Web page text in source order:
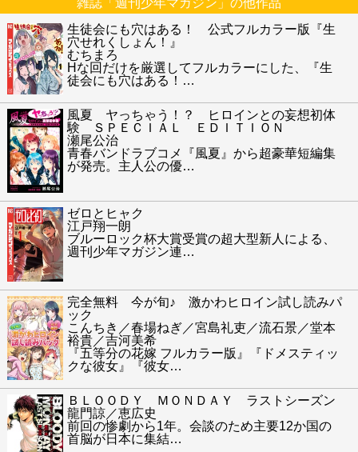
生徒会にも穴はある！ 公式フルカラー版『生
穴せれくしょん！』
むちまろ
Hな回だけを厳選してフルカラーにした、『生
徒会にも穴はある！ …
風夏 ヤっちゃう！？ ヒロインとの妄想初体
験 ＳＰＥＣＩＡＬ ＥＤＩＴＩＯＮ
瀬尾公治
青春バンドラブコメ『風夏』から超豪華短編集
が発売。主人公の優…
ゼロとヒャク
江戸翔一朗
ブルーロック杯大賞受賞の超大型新人による、
週刊少年マガジン連…
完全無料 今が旬♪ 激かわヒロイン試し読みパ
ック
こんちき／春場ねぎ／宮島礼吏／流石景／堂本
裕貴／吉河美希
『五等分の花嫁 フルカラー版』『ドメスティッ
クな彼女』『彼女…
ＢＬＯＯＤＹ ＭＯＮＤＡＹ ラストシーズン
龍門諒／恵広史
前回の惨劇から1年。会談のため主要12か国の
首脳が日本に集結…